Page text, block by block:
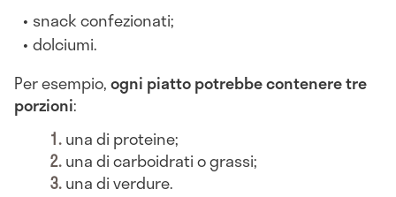
snack confezionati;
dolciumi.
Per esempio,ogni piatto potrebbe contenere tre
porzioni:
una di proteine;
una di carboidrati o grassi;
una di verdure.